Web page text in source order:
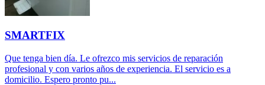
SMARTFIX
Que tenga bien día. Le ofrezco mis servicios de reparación
profesional y con varios años de experiencia. El servicio es a
domicilio. Espero pronto pu...